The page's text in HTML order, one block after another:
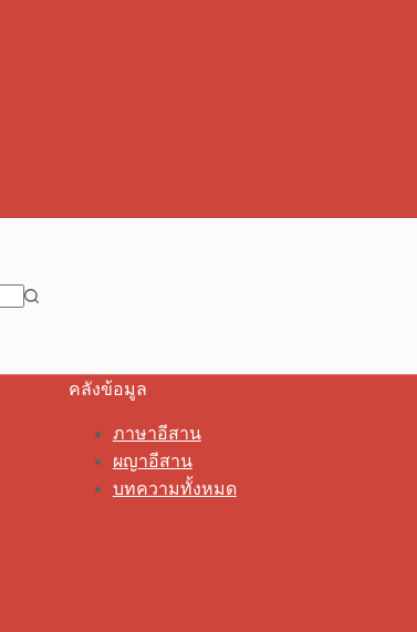
คลังข้อมูล
ภาษาอีสาน
ผญาอีสาน
บทความทั้งหมด